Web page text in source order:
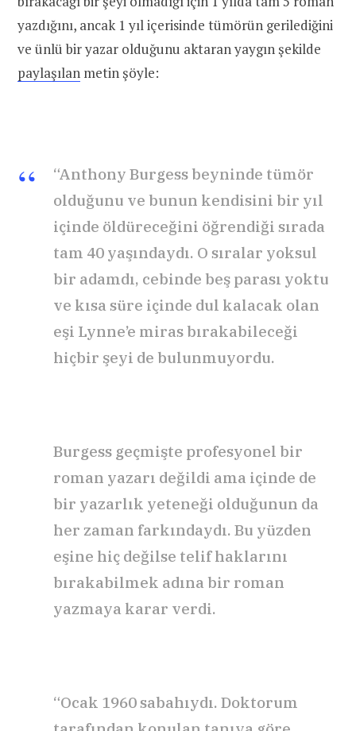
yazdığını, ancak 1 yıl içerisinde tümörün gerilediğini
ve ünlü bir yazar olduğunu aktaran yaygın şekilde
paylaşılan metin şöyle:
“Anthony Burgess beyninde tümör
olduğunu ve bunun kendisini bir yıl
içinde öldüreceğini öğrendiği sırada
tam 40 yaşındaydı. O sıralar yoksul
bir adamdı, cebinde beş parası yoktu
ve kısa süre içinde dul kalacak olan
eşi Lynne’e miras bırakabileceği
hiçbir şeyi de bulunmuyordu.
Burgess geçmişte profesyonel bir
roman yazarı değildi ama içinde de
bir yazarlık yeteneği olduğunun da
her zaman farkındaydı. Bu yüzden
eşine hiç değilse telif haklarını
bırakabilmek adına bir roman
yazmaya karar verdi.
“Ocak 1960 sabahıydı. Doktorum